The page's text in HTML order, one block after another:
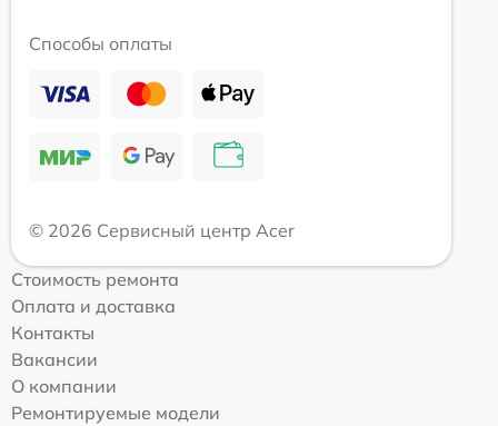
Способы оплаты
© 2026 Сервисный центр Acer
Стоимость ремонта
Оплата и доставка
Контакты
Вакансии
О компании
Ремонтируемые модели